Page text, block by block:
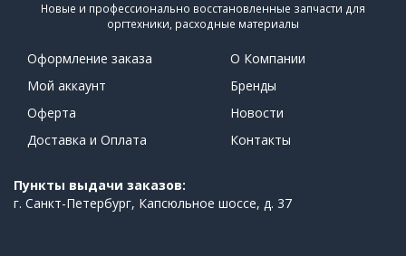
Новые и профессионально восстановленные запчасти для
оргтехники, расходные материалы
Оформление заказа
Мой аккаунт
Оферта
Доставка и Оплата
О Компании
Бренды
Новости
Контакты
Пункты выдачи заказов:
г. Санкт-Петербург, Капсюльное шоссе, д. 37